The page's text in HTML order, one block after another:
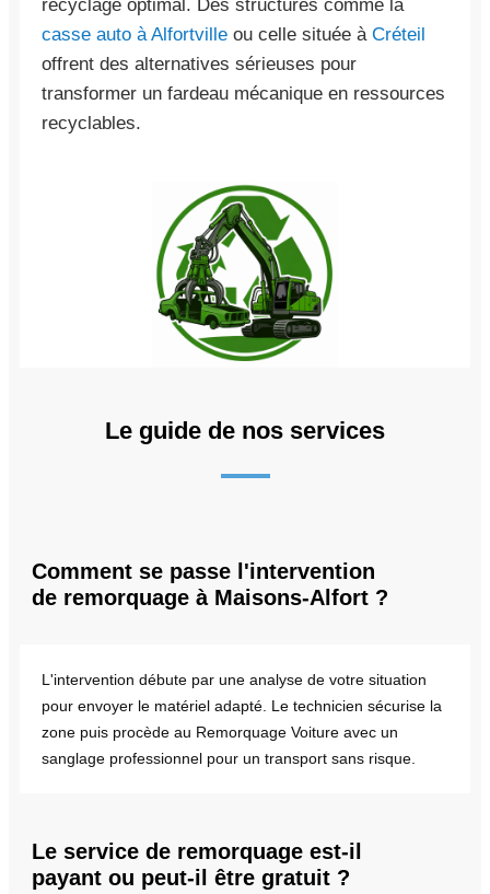
recyclage optimal. Des structures comme la
casse auto à Alfortville ou celle située à Créteil
offrent des alternatives sérieuses pour
transformer un fardeau mécanique en ressources
recyclables.
Le guide de nos services
Comment se passe l'intervention
de remorquage à Maisons-Alfort ?
L'intervention débute par une analyse de votre situation
pour envoyer le matériel adapté. Le technicien sécurise la
zone puis procède au Remorquage Voiture avec un
sanglage professionnel pour un transport sans risque.
Le service de remorquage est-il
payant ou peut-il être gratuit ?